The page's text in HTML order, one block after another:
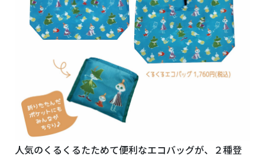
人気のくるくるたためて便利なエコバッグが、２種登